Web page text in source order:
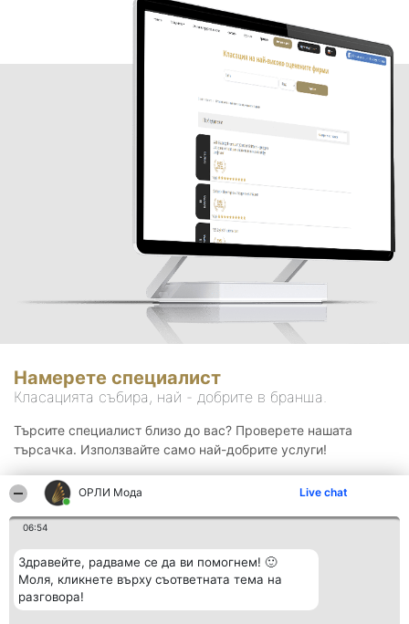
ОРЛИ Мода Live chat
06:54
Здравейте, радваме се да ви помогнем! 🙂
Моля, кликнете върху съответната тема на
разговора!
Намерете специалист
Класацията събира, най - добрите в бранша.
Търсите специалист близо до вас? Проверете нашата
търсачка. Използвайте само най-добрите услуги!